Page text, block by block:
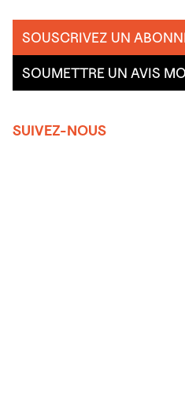
SOUSCRIVEZ UN
SOUMETTRE UN AVIS
SUIVEZ-NOUS